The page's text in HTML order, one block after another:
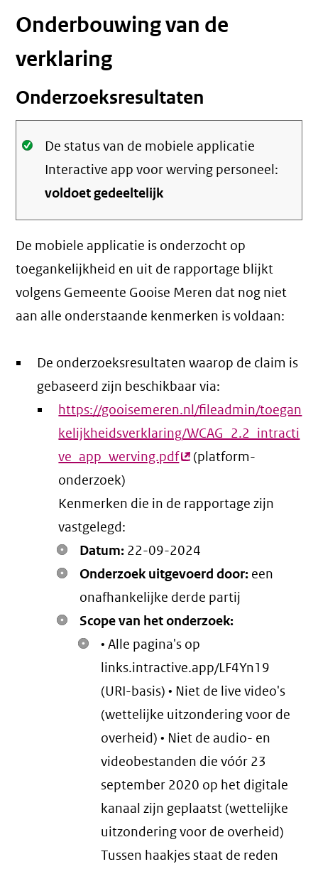
Onderbouwing van de
verklaring
Onderzoeksresultaten
Oké.
De status van de mobiele applicatie
Interactive app voor werving personeel:
voldoet gedeeltelijk
De mobiele applicatie is onderzocht op
toegankelijkheid en uit de rapportage blijkt
volgens Gemeente Gooise Meren dat nog niet
aan alle onderstaande kenmerken is voldaan:
De onderzoeksresultaten waarop de claim is
gebaseerd zijn beschikbaar via:
https://gooisemeren.nl/fileadmin/toegan
kelijkheidsverklaring/WCAG_2.2_intracti
ve_app_werving.pdf(externe
(platform-
onderzoek)
Kenmerken die in de rapportage zijn
vastgelegd:
Datum: 22-09-2024
Onderzoek uitgevoerd door: een
onafhankelijke derde partij
Scope van het onderzoek:
• Alle pagina's op
links.intractive.app/LF4Yn19
(URI-basis) • Niet de live video's
(wettelijke uitzondering voor de
overheid) • Niet de audio- en
videobestanden die vóór 23
september 2020 op het digitale
kanaal zijn geplaatst (wettelijke
uitzondering voor de overheid)
Tussen haakjes staat de reden